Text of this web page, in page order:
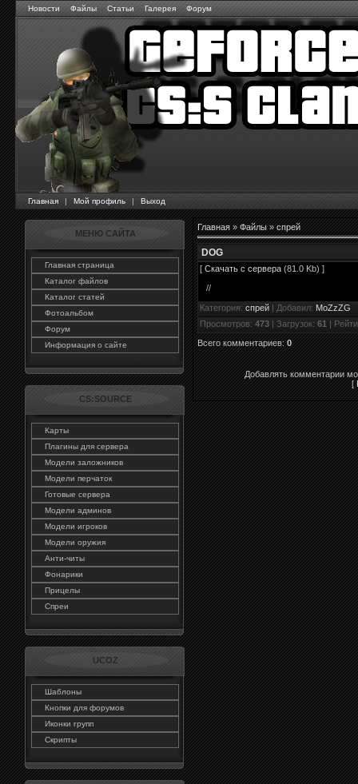
Новости Файлы Статьи Галерея Форум
Главная | Мой профиль | Выход
МЕНЮ САЙТА
Главная страница
Каталог файлов
Каталог статей
Фотоальбом
Форум
Информация о сайте
CS:SOURCE
Карты
Плагины для сервера
Модели заложников
Модели перчаток
Готовые сервера
Модели админов
Модели игроков
Модели оружия
Анти-читы
Фонарики
Прицелы
Спреи
UCOZ
Шаблоны
Кнопки для форумов
Иконки групп
Скрипты
Главная»Файлы»спрей
DOG
[ Скачать с сервера (81.0 Kb) ]
//
Категория: спрей | Добавил: MoZzZG
Просмотров: 473 | Загрузок: 61 |
Всего комментариев:0
Добавлять комментарии
[